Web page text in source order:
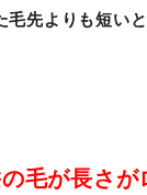
毛先よりも短い
毛が長さが